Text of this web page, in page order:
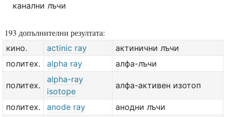
канални лъчи
193 допълнителни резултата:
кино. actinic ray
актинични лъчи
политех.
alpha ray алфа-лъчи
политех.
alpha-ray
isotope
алфа-активен изотоп
политех. anode ray анодни лъчи